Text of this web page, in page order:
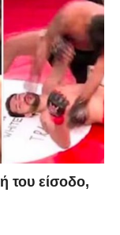
του είσοδο,